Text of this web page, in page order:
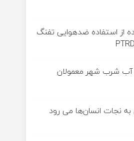
از استفاده ضدهوایی تفنگ
آب شرب شهر معمولان
به نجات انسان‌ها می رود